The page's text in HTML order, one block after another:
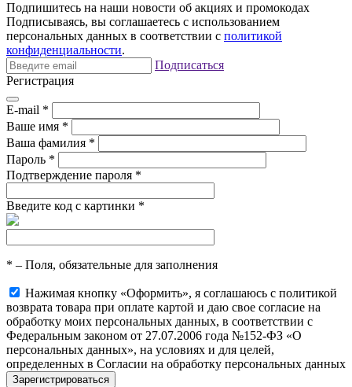
Подпишитесь на наши новости об акциях и промокодах
Подписываясь, вы соглашаетесь с использованием
персональных данных в соответствии с политикой
конфиденциальности.
Подписаться
Регистрация
E-mail *
Ваше имя *
Ваша фамилия *
Пароль *
Подтверждение пароля *
Введите код с картинки *
* – Поля, обязательные для заполнения
Нажимая кнопку «Оформить», я соглашаюсь с политикой
возврата товара при оплате картой и даю свое согласие на
обработку моих персональных данных, в соответствии с
Федеральным законом от 27.07.2006 года №152-ФЗ «О
персональных данных», на условиях и для целей,
определенных в Согласии на обработку персональных данных